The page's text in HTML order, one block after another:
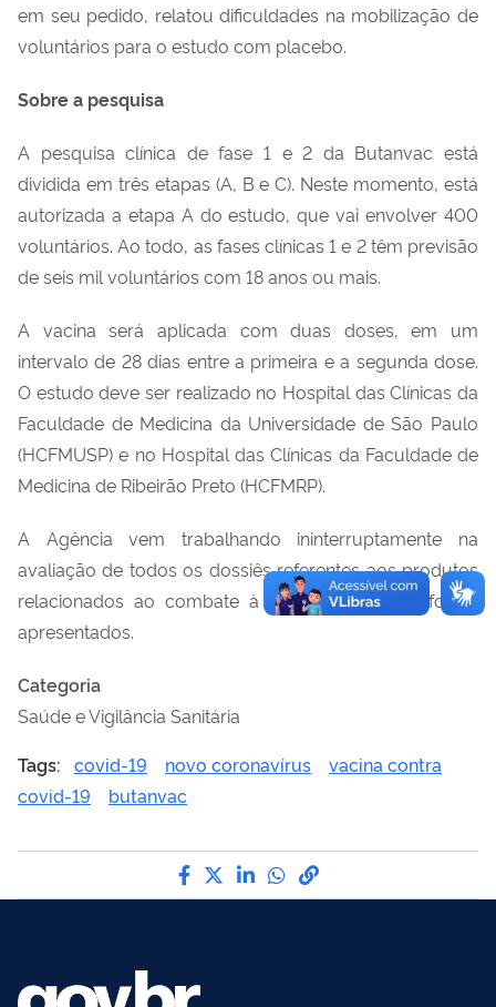
em seu pedido, relatou dificuldades na mobilização de
voluntários para o estudo com placebo.
Sobre a pesquisa
A pesquisa clínica de fase 1 e 2 da Butanvac está
dividida em três etapas (A, B e C). Neste momento, está
autorizada a etapa A do estudo, que vai envolver 400
voluntários. Ao todo, as fases clínicas 1 e 2 têm previsão
de seis mil voluntários com 18 anos ou mais.
A vacina será aplicada com duas doses, em um
intervalo de 28 dias entre a primeira e a segunda dose.
O estudo deve ser realizado no Hospital das Clínicas da
Faculdade de Medicina da Universidade de São Paulo
(HCFMUSP) e no Hospital das Clínicas da Faculdade de
Medicina de Ribeirão Preto (HCFMRP).
A Agência vem trabalhando ininterruptamente na
avaliação de todos os dossiês referentes aos produtos
relacionados ao combate à Covid-19 que lhe foram
apresentados.
Categoria
Saúde e Vigilância Sanitária
Tags: covid-19 novo coronavírus
vacina contra
covid-19
butanvac
Compartilhe por Facebook
Compartilhe por Twitter
Compartilhe por
Compartilhe por
link para Copiar